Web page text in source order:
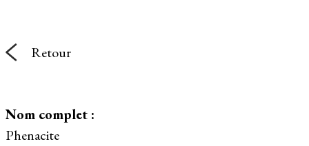
Retour
Nom complet :
Phenacite